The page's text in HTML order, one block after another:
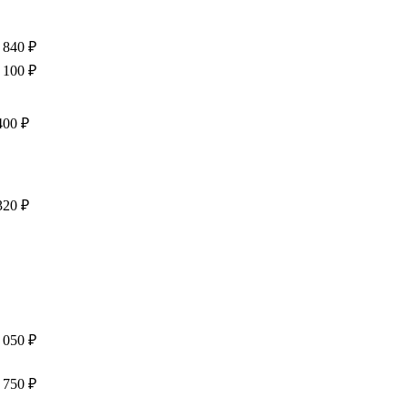
840 ₽
100 ₽
₽
₽
050 ₽
750 ₽